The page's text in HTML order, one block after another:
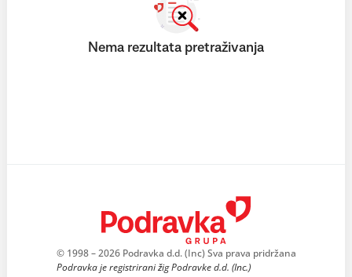
Nema rezultata pretraživanja
© 1998 – 2026 Podravka d.d. (Inc) Sva prava pridržana
Podravka je registrirani žig Podravke d.d. (Inc.)